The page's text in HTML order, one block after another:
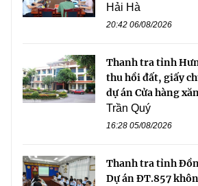
Hải Hà
20:42 06/08/2026
Thanh tra tỉnh
thu hồi đất, giấy
dự án Cửa hàng
Trần Quý
16:28 05/08/2026
Thanh tra tỉnh
Dự án ĐT.857